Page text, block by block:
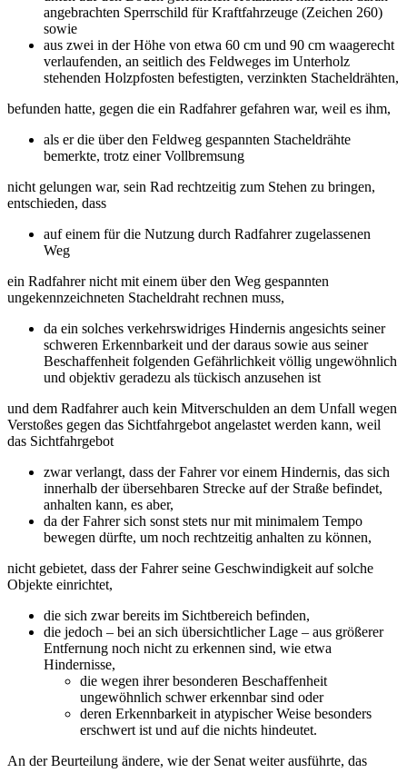
angebrachten Sperrschild für Kraftfahrzeuge (Zeichen 260)
sowie
aus zwei in der Höhe von etwa 60 cm und 90 cm waagerecht
verlaufenden, an seitlich des Feldweges im Unterholz
stehenden Holzpfosten befestigten, verzinkten Stacheldrähten,
befunden hatte, gegen die ein Radfahrer gefahren war, weil es ihm,
als er die über den Feldweg gespannten Stacheldrähte
bemerkte, trotz einer Vollbremsung
nicht gelungen war, sein Rad rechtzeitig zum Stehen zu bringen,
entschieden, dass
auf einem für die Nutzung durch Radfahrer zugelassenen
Weg
ein Radfahrer nicht mit einem über den Weg gespannten
ungekennzeichneten Stacheldraht rechnen muss,
da ein solches verkehrswidriges Hindernis angesichts seiner
schweren Erkennbarkeit und der daraus sowie aus seiner
Beschaffenheit folgenden Gefährlichkeit völlig ungewöhnlich
und objektiv geradezu als tückisch anzusehen ist
und dem Radfahrer auch kein Mitverschulden an dem Unfall wegen
Verstoßes gegen das Sichtfahrgebot angelastet werden kann, weil
das Sichtfahrgebot
zwar verlangt, dass der Fahrer vor einem Hindernis, das sich
innerhalb der übersehbaren Strecke auf der Straße befindet,
anhalten kann, es aber,
da der Fahrer sich sonst stets nur mit minimalem Tempo
bewegen dürfte, um noch rechtzeitig anhalten zu können,
nicht gebietet, dass der Fahrer seine Geschwindigkeit auf solche
Objekte einrichtet,
die sich zwar bereits im Sichtbereich befinden,
die jedoch – bei an sich übersichtlicher Lage – aus größerer
Entfernung noch nicht zu erkennen sind, wie etwa
Hindernisse,
die wegen ihrer besonderen Beschaffenheit
ungewöhnlich schwer erkennbar sind oder
deren Erkennbarkeit in atypischer Weise besonders
erschwert ist und auf die nichts hindeutet.
An der Beurteilung ändere, wie der Senat weiter ausführte, das